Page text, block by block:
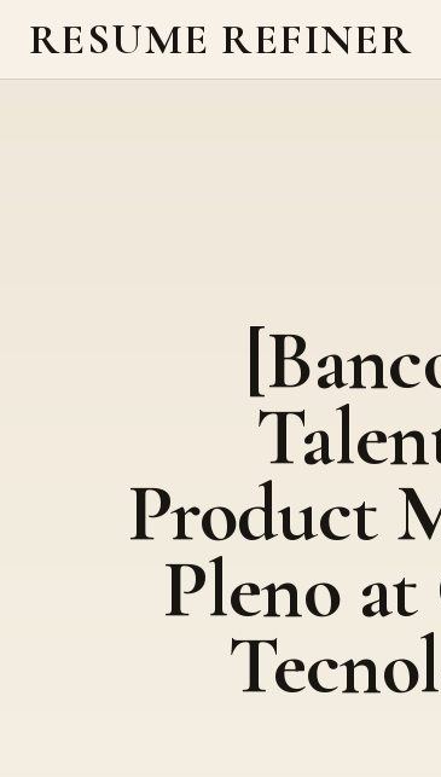
RESUME REFINER
Product
Pleno at